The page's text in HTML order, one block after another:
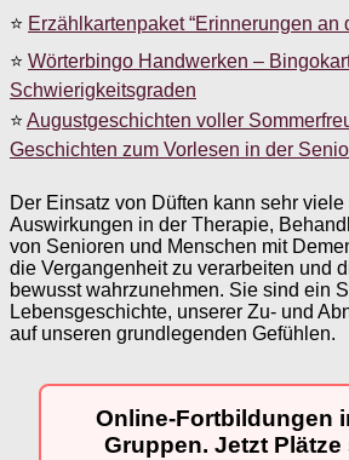
⭐ Erzählkartenpaket “Erinnerungen an
⭐ Wörterbingo Handwerken –
Schwierigkeitsgraden
⭐ Augustgeschichten voller
Geschichten zum Vorlesen in der
Der Einsatz von Düften kann sehr
Auswirkungen in der Therapie,
von Senioren und Menschen mit
die Vergangenheit zu verarbeiten und
bewusst wahrzunehmen. Sie sind ein
Lebensgeschichte, unserer Zu- und
auf unseren grundlegenden Gefühlen.
Online-Fortbildungen
Gruppen. Jetzt